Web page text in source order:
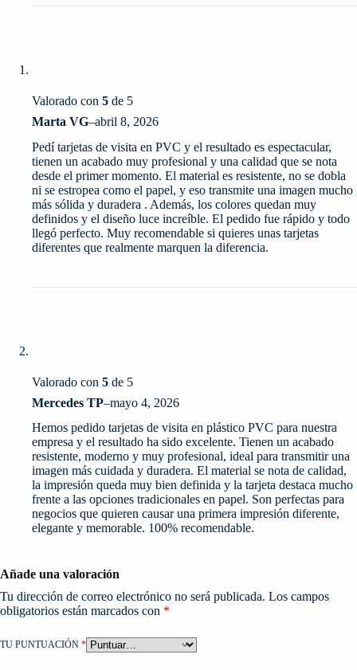
Valorado con 5 de 5
Marta VG–abril 8, 2026
Pedí tarjetas de visita en PVC y el resultado es espectacular,
tienen un acabado muy profesional y una calidad que se nota
desde el primer momento. El material es resistente, no se dobla
ni se estropea como el papel, y eso transmite una imagen mucho
más sólida y duradera . Además, los colores quedan muy
definidos y el diseño luce increíble. El pedido fue rápido y todo
llegó perfecto. Muy recomendable si quieres unas tarjetas
diferentes que realmente marquen la diferencia.
Valorado con 5 de 5
Mercedes TP–mayo 4, 2026
Hemos pedido tarjetas de visita en plástico PVC para nuestra
empresa y el resultado ha sido excelente. Tienen un acabado
resistente, moderno y muy profesional, ideal para transmitir una
imagen más cuidada y duradera. El material se nota de calidad,
la impresión queda muy bien definida y la tarjeta destaca mucho
frente a las opciones tradicionales en papel. Son perfectas para
negocios que quieren causar una primera impresión diferente,
elegante y memorable. 100% recomendable.
Añade una valoración
Tu dirección de correo electrónico no será publicada. Los campos
obligatorios están marcados con *
TU PUNTUACIÓN *